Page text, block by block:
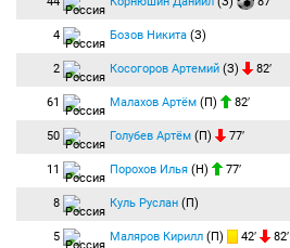
4 Бозов Никита (З)
2 Косогоров Артемий (З) 82′
61 Малахов Артём (П) 82′
50 Голубев Артём (П) 77′
11 Порохов Илья (Н) 77′
8 Куль Руслан (П)
5 Маляров Кирилл (П) 42′ 82′